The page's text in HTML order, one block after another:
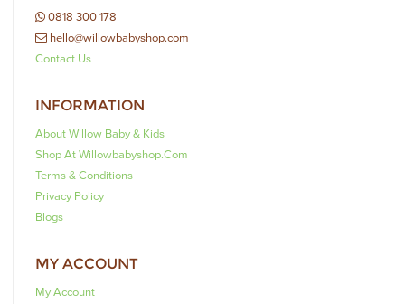
0818 300 178
hello@willowbabyshop.com
Contact Us
INFORMATION
About Willow Baby & Kids
Shop At Willowbabyshop.com
Terms & Conditions
Privacy Policy
Blogs
MY ACCOUNT
My Account